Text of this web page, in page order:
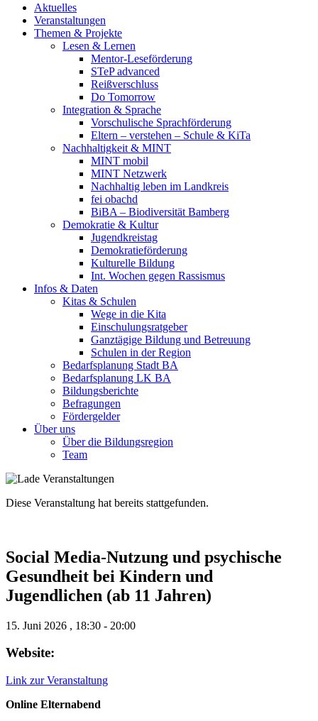
Aktuelles
Veranstaltungen
Themen & Projekte
Lesen & Lernen
Mentor-Leseförderung
STeP advanced
Reißverschluss
Do Tomorrow
Integration & Sprache
Vorschulische Sprachförderung
Eltern – verstehen – Schule & KiTa
Nachhaltigkeit & MINT
MINT mobil
MINT Netzwerk
Nachhaltig leben im Landkreis
fei obachd
BiBA – Biodiversität Bamberg
Demokratie & Kultur
Jugendkreistag
Demokratieförderung
Kulturelle Bildung
Int. Wochen gegen Rassismus
Infos & Daten
Kitas & Schulen
Wege in die Kita
Einschulungsratgeber
Ganztägige Bildung und Betreuung
Schulen in der Region
Bedarfsplanung Stadt BA
Bedarfsplanung LK BA
Bildungsberichte
Befragungen
Förder­gelder
Über uns
Über die Bildungsregion
Team
Diese Veranstaltung hat bereits stattgefunden.
Social Media-Nutzung und psychische
Gesundheit bei Kindern und
Jugendlichen (ab 11 Jahren)
15. Juni 2026 , 18:30 - 20:00
Website:
Link zur Veranstaltung
Online Elternabend